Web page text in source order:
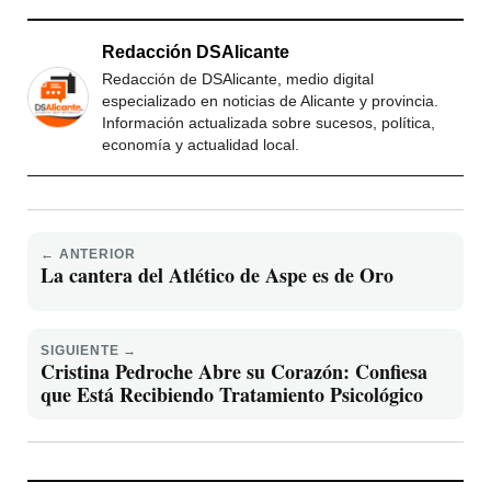
Redacción DSAlicante
Redacción de DSAlicante, medio digital
especializado en noticias de Alicante y provincia.
Información actualizada sobre sucesos, política,
economía y actualidad local.
← ANTERIOR
La cantera del Atlético de Aspe es de Oro
SIGUIENTE →
Cristina Pedroche Abre su Corazón: Confiesa
que Está Recibiendo Tratamiento Psicológico